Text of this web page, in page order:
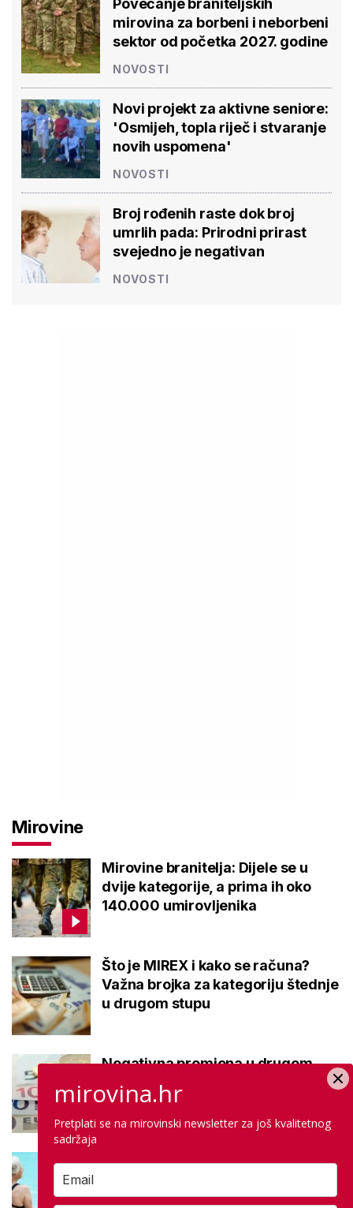
Povećanje braniteljskih
mirovina za borbeni i neborbeni
sektor od početka 2027. godine
NOVOSTI
Novi projekt za aktivne seniore:
'Osmijeh, topla riječ i stvaranje
novih uspomena'
NOVOSTI
Broj rođenih raste dok broj
umrlih pada: Prirodni prirast
svejedno je negativan
NOVOSTI
Mirovine
Mirovine branitelja: Dijele se u
dvije kategorije, a prima ih oko
140.000 umirovljenika
Što je MIREX i kako se računa?
Važna brojka za kategoriju štednje
u drugom stupu
Negativna promjena u drugom
stupu: Srpanjski prinosi većine
fondova otišli u minus
Kupanje u ovom gradu i sutra
ohladiti tijekom toplinskog vala
mirovina.hr
Pretplati se na mirovinski newsletter za još kvalitetnog
sadržaja